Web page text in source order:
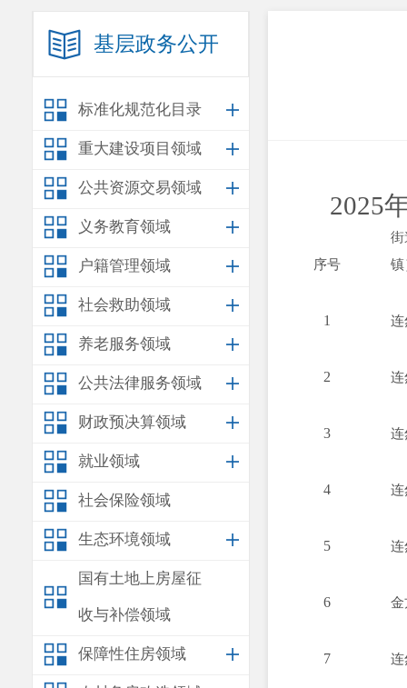
基层政务公开
标准化规范化目录
重大建设项目领域
公共资源交易领域
义务教育领域
户籍管理领域
社会救助领域
养老服务领域
公共法律服务领域
财政预决算领域
就业领域
社会保险领域
生态环境领域
国有土地上房屋征
收与补偿领域
保障性住房领域
2025
序号
街
镇
1 连
2 连
3 连
4 连
5 连
6 金
7 连